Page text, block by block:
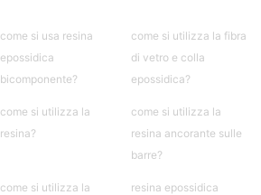
come si usa resina
epossidica
bicomponente?
come si utilizza la fibra
di vetro e colla
epossidica?
come si utilizza la
resina?
come si utilizza la
resina ancorante sulle
barre?
come si utilizza la
resina epossidica